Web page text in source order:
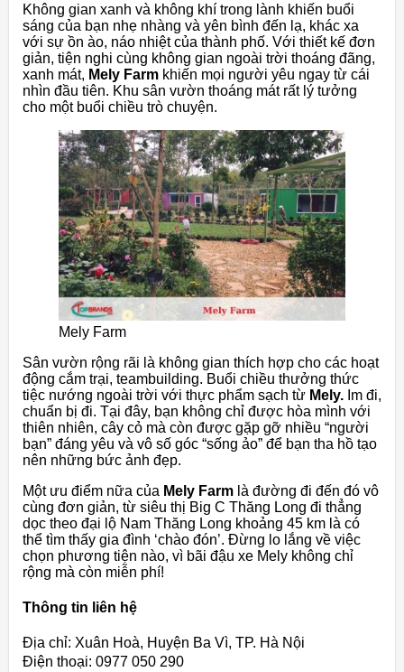
Không gian xanh và không khí trong lành khiến buổi
sáng của bạn nhẹ nhàng và yên bình đến lạ, khác xa
với sự ồn ào, náo nhiệt của thành phố. Với thiết kế đơn
giản, tiện nghi cùng không gian ngoài trời thoáng đãng,
xanh mát, Mely Farm khiến mọi người yêu ngay từ cái
nhìn đầu tiên. Khu sân vườn thoáng mát rất lý tưởng
cho một buổi chiều trò chuyện.
Mely Farm
Sân vườn rộng rãi là không gian thích hợp cho các hoạt
động cắm trại, teambuilding. Buổi chiều thưởng thức
tiệc nướng ngoài trời với thực phẩm sạch từ Mely. Im đi,
chuẩn bị đi. Tại đây, bạn không chỉ được hòa mình với
thiên nhiên, cây cỏ mà còn được gặp gỡ nhiều “người
bạn” đáng yêu và vô số góc “sống ảo” để bạn tha hồ tạo
nên những bức ảnh đẹp.
Một ưu điểm nữa của Mely Farm là đường đi đến đó vô
cùng đơn giản, từ siêu thị Big C Thăng Long đi thẳng
dọc theo đại lộ Nam Thăng Long khoảng 45 km là có
thể tìm thấy gia đình ‘chào đón’. Đừng lo lắng về việc
chọn phương tiện nào, vì bãi đậu xe Mely không chỉ
rộng mà còn miễn phí!
Thông tin liên hệ
Địa chỉ: Xuân Hoà, Huyện Ba Vì, TP. Hà Nội
Điện thoại: 0977 050 290